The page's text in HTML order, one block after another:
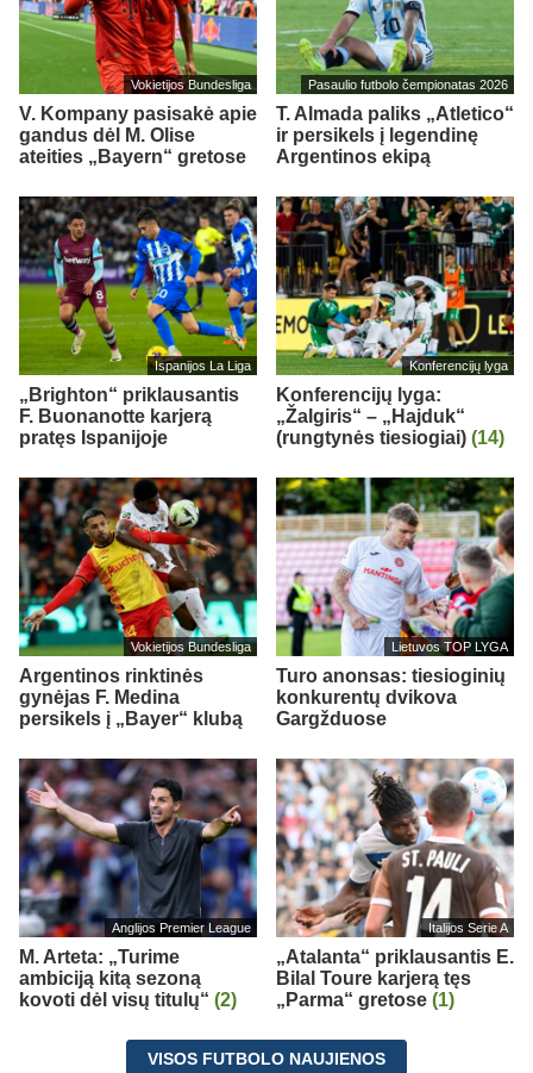
Vokietijos Bundesliga
V. Kompany pasisakė apie
gandus dėl M. Olise
ateities „Bayern“ gretose
Pasaulio futbolo čempionatas 2026
T. Almada paliks „Atletico“
ir persikels į legendinę
Argentinos ekipą
Ispanijos La Liga
„Brighton“ priklausantis
F. Buonanotte karjerą
pratęs Ispanijoje
Konferencijų lyga
Konferencijų lyga:
„Žalgiris“ – „Hajduk“
(rungtynės tiesiogiai) (14)
Vokietijos Bundesliga
Argentinos rinktinės
gynėjas F. Medina
persikels į „Bayer“ klubą
Lietuvos TOP LYGA
Turo anonsas: tiesioginių
konkurentų dvikova
Gargžduose
Anglijos Premier League
M. Arteta: „Turime
ambiciją kitą sezoną
kovoti dėl visų titulų“ (2)
Italijos Serie A
„Atalanta“ priklausantis E.
Bilal Toure karjerą tęs
„Parma“ gretose (1)
VISOS FUTBOLO NAUJIENOS